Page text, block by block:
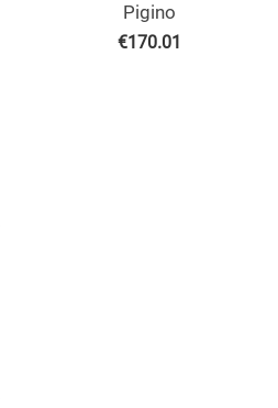
Pigino
€170.01